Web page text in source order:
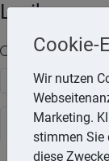
Lexika
Volltext-Suche
Rechtslexikon
Cookie-
Wir nutzen
Marketing.
stimmen Sie
diese